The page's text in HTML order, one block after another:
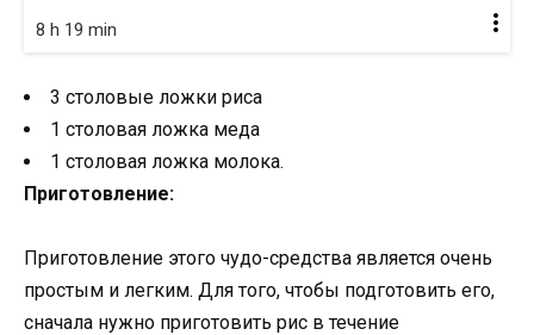
8 h 19 min
3 столовые ложки риса
1 столовая ложка меда
1 столовая ложка молока.
Приготовление:
Приготовление этого чудо-средства является очень
простым и легким. Для того, чтобы подготовить его,
сначала нужно приготовить рис в течение